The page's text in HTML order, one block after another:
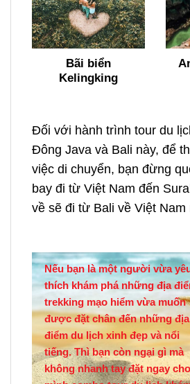
Bãi biển
Kelingking
Đối với hành trình tour du
Đông Java và Bali này, để
việc di chuyển, bạn đừng
bay đi từ Việt Nam đến
về sẽ đi từ Bali về Việt Nam
Nếu bạn là một người vừa
thích khám phá những địa
trekking mạo hiểm vừa muốn
được đặt chân đến những địa
điểm du lịch xinh đẹp và nổi
tiếng. Thì bạn còn ngại gì mà
không nhanh tay đặt ngay cho